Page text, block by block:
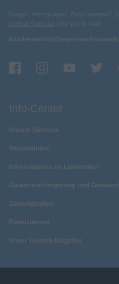
Fragen, Anregungen, Beschwerden?
Kontaktformular oder per E-Mail:
kundenservice@expert-
Info-Center
Unsere Services
Versandinfos
Informationen zu Lieferzeiten
Garantieverlängerung und
Zahlungsarten
Finanzierung
Unser Technik-Ratgeber